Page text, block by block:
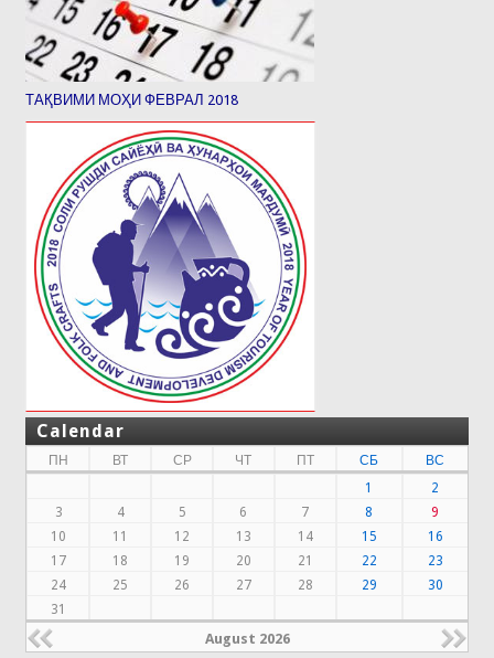
ТАҚВИМИ МОҲИ ФЕВРАЛ 2018
Calendar
ПН ВТ СР ЧТ ПТ СБ
ВС
1
2
3
4 5 6 7 8
9
10
11 12 13 14 15
16
17
18 19 20 21 22
23
24
25 26 27 28 29
30
31
August 2026